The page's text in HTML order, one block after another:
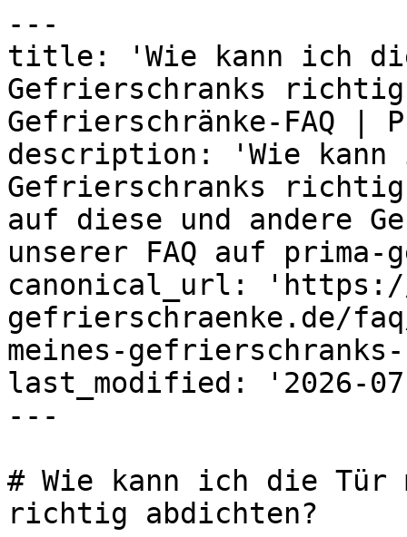
---
title: 'Wie kann ich
Gefrierschranks
Gefrierschränke-FAQ |
description: 'Wie kann
Gefrierschranks
auf diese und andere
unserer FAQ auf
canonical_url: 'https://
gefrierschraenke.de/
meines-
last_modified: '2026-
---
# Wie kann ich die Tür
richtig abdichten?